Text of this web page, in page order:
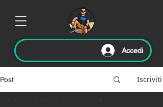
Accedi
Post Iscriviti